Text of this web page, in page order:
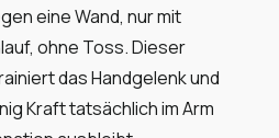
eine Wand, nur mit
ohne Toss. Dieser
das Handgelenk und
Kraft tatsächlich im Arm